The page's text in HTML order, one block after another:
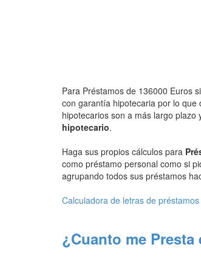
Para Préstamos de 136000 Euros
con garantía hipotecaria por lo que
hipotecarios son a más largo
hipotecario.
Haga sus propios cálculos para
como préstamo personal como si
agrupando todos sus préstamos
Calculadora de letras de
¿Cuanto me